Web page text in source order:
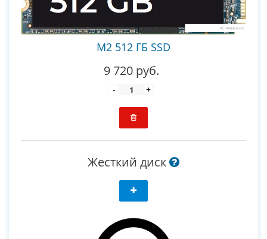
M2 512 ГБ SSD
9 720 руб.
- +
Жесткий диск